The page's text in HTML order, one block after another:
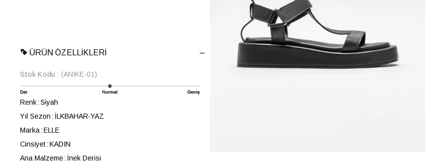
ÜRÜN ÖZELLIKLERI
Stok Kodu (ANIKE-01)
Renk Siyah
Yıl Sezon
İLKBAHAR-YAZ
Marka ELLE
Cinsiyet KADIN
Ana Malzeme İnek Derisi